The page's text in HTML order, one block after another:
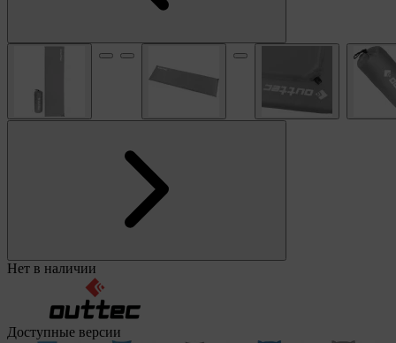
Нет в наличии
Доступные версии